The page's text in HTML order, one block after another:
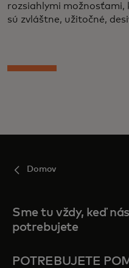
rozsiahlymi možnosťami,
sú zvláštne, užitočné,
Domov
Sme tu vždy, keď nás
potrebujete
POTREBUJETE